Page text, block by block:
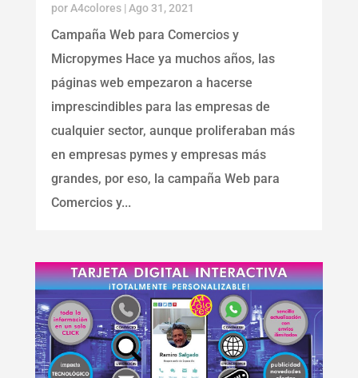
porA4colores| Ago 31, 2021
Campaña Web para Comercios y
Micropymes Hace ya muchos años, las
páginas web empezaron a hacerse
imprescindibles para las empresas de
cualquier sector, aunque proliferaban más
en empresas pymes y empresas más
grandes, por eso, la campaña Web para
Comercios y...